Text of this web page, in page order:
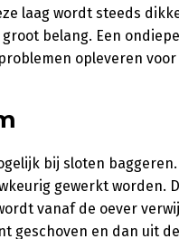
laag wordt steeds
belang. Een
opleveren
bij sloten
gewerkt worden.
vanaf de oever
geschoven en dan uit